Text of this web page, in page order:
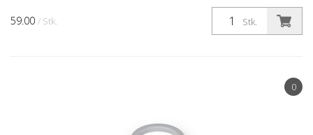
59.00 / Stk. Stk.
0